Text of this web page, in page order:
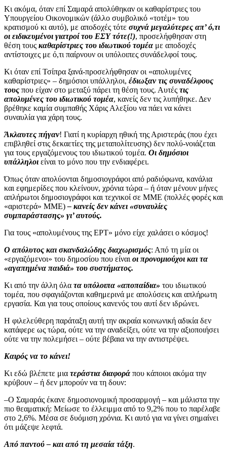
Κι ακόμα, όταν επί Σαμαρά απολύθηκαν οι καθαρίστριες του
Υπουργείου Οικονομικών (άλλο συμβολικό «τοτέμ» του
κρατισμού κι αυτό), με αποδοχές τότε συχνά μεγαλύτερες απ’ ό,τι
οι ειδικευμένοι γιατροί του ΕΣΥ τότε(!), προσελήφθησαν στη
θέση τους καθαρίστριες του ιδιωτικού τομέα με αποδοχές
αντίστοιχες με ό,τι παίρνουν οι υπόλοιπες συνάδελφοί τους.
Κι όταν επί Τσίπρα ξανά-προσελήφθησαν οι «απολυμένες
καθαρίστριες» – δημόσιοι υπάλληλοι, έδιωξαν τις συναδέλφους
τους που είχαν στο μεταξύ πάρει τη θέση τους. Αυτές τις
απολυμένες του ιδιωτικού τομέα, κανείς δεν τις λυπήθηκε. Δεν
βρέθηκε καμία συμπαθής Χάρις Αλεξίου να πάει να κάνει
συναυλία για χάρη τους.
Άκλαυτες πήγαν! Γιατί η κυρίαρχη ηθική της Αριστεράς (που έχει
επιβληθεί στις δεκαετίες της μεταπολίτευσης) δεν πολύ-νοιάζεται
για τους εργαζόμενους του ιδιωτικού τομέα. Οι δημόσιοι
υπάλληλοι είναι το μόνο που την ενδιαφέρει.
Όπως όταν απολύονται δημοσιογράφοι από ραδιόφωνα, κανάλια
και εφημερίδες που κλείνουν, χρόνια τώρα – ή όταν μένουν μήνες
απλήρωτοι δημοσιογράφοι και τεχνικοί σε ΜΜΕ (πολλές φορές και
«αριστερά» ΜΜΕ)– κανείς δεν κάνει «συναυλίες
συμπαράστασης» γι’ αυτούς.
Για τους «απολυμένους της ΕΡΤ» μόνο είχε χαλάσει ο κόσμος!
Ο απόλυτος και σκανδαλώδης διαχωρισμός: Από τη μία οι
«εργαζόμενοι» του δημοσίου που είναι οι προνομιούχοι και τα
«αγαπημένα παιδιά» του συστήματος.
Κι από την άλλη όλα τα υπόλοιπα «αποπαίδια» του ιδιωτικού
τομέα, που σφαγιάζονται καθημερινά με απολύσεις και απλήρωτη
εργασία. Και για τους οποίους κανενός του αυτί δεν ιδρώνει.
Η φιλελεύθερη παράταξη αυτή την ακραία κοινωνική αδικία δεν
κατάφερε ως τώρα, ούτε να την αναδείξει, ούτε να την αξιοποιήσει
ούτε να την πολεμήσει – ούτε βέβαια να την αντιστρέψει.
Καιρός να το κάνει!
Κι εδώ βλέπετε μια τεράστια διαφορά που κάποιοι ακόμα την
κρύβουν – ή δεν μπορούν να τη δουν:
–Ο Σαμαράς έκανε δημοσιονομική προσαρμογή – και μάλιστα την
πιο θεαματική: Μείωσε το έλλειμμα από το 9,2% που το παρέλαβε
στο 2,6%. Μέσα σε δυόμιση χρόνια. Κι αυτό για να γίνει σημαίνει
ότι μάζεψε λεφτά.
Από παντού – και από τη μεσαία τάξη.